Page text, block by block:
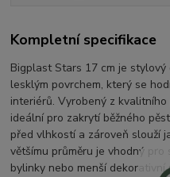
Kompletní specifikace
Bigplast Stars 17 cm je
lesklým povrchem, který se
interiérů. Vyrobený z
ideální pro zakrytí běžného
před vlhkostí a zároveň slouží
většímu průměru je vhodný
bylinky nebo menší dekorativní